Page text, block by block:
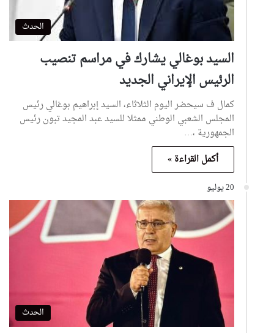
الحدث
السيد بوغالي يشارك في مراسم تنصيب
الرئيس الإيراني الجديد
كمال ف سيحضر اليوم الثلاثاء، السيد إبراهيم بوغالي رئيس
المجلس الشعبي الوطني ممثلا للسيد عبد المجيد تبون رئيس
الجمهورية ،…
أكمل القراءة »
20 يوليو
الحدث